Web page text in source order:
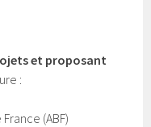
et proposant
:
(ABF)